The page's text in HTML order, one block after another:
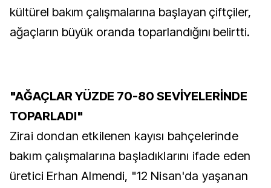
kültürel bakım çalışmalarına başlayan çiftçiler,
ağaçların büyük oranda toparlandığını belirtti.
"AĞAÇLAR YÜZDE 70-80 SEVİYELERİNDE
TOPARLADI"
Zirai dondan etkilenen kayısı bahçelerinde
bakım çalışmalarına başladıklarını ifade eden
üretici Erhan Almendi, "12 Nisan'da yaşanan